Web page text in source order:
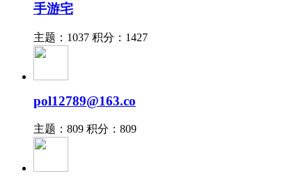
手游宅
主题：1037 积分：1427
pol12789@163.co
主题：809 积分：809